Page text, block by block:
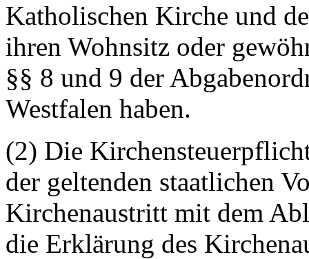
Katholischen Kirche und
ihren Wohnsitz oder
§§ 8 und 9 der
Westfalen haben.
(2) Die
der geltenden staatlichen
Kirchenaustritt mit dem
die Erklärung des